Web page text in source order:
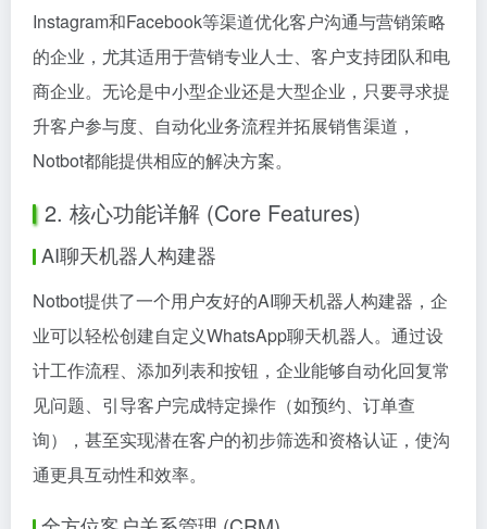
Instagram和Facebook等渠道优化客户沟通与营销策略
的企业，尤其适用于营销专业人士、客户支持团队和电
商企业。无论是中小型企业还是大型企业，只要寻求提
升客户参与度、自动化业务流程并拓展销售渠道，
Notbot都能提供相应的解决方案。
2. 核心功能详解 (Core Features)
AI聊天机器人构建器
Notbot提供了一个用户友好的AI聊天机器人构建器，企
业可以轻松创建自定义WhatsApp聊天机器人。通过设
计工作流程、添加列表和按钮，企业能够自动化回复常
见问题、引导客户完成特定操作（如预约、订单查
询），甚至实现潜在客户的初步筛选和资格认证，使沟
通更具互动性和效率。